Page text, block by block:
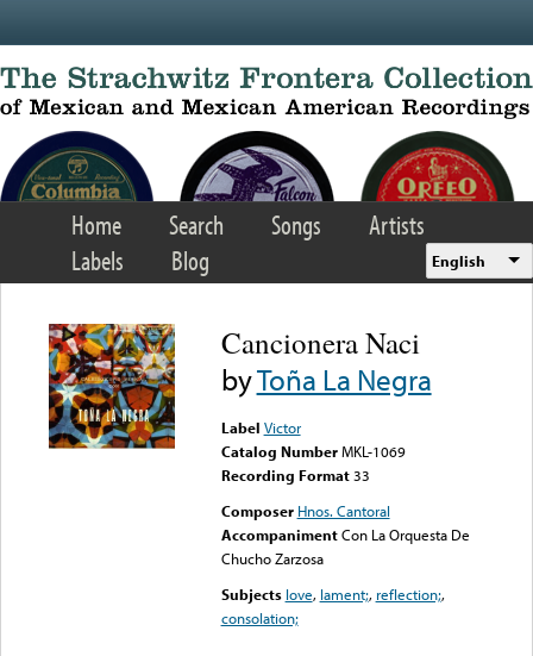
Home Search Songs
Artists
Labels
Blog English
Cancionera Naci
byToña La Negra
Label Victor
Catalog Number MKL-1069
Recording Format33
Composer Hnos. Cantoral
Accompaniment Con La Orquesta De
Chucho Zarzosa
Subjects love, lament;, reflection;,
consolation;